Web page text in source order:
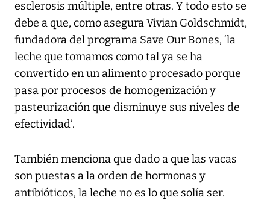
esclerosis múltiple, entre otras. Y todo esto se
debe a que, como asegura Vivian Goldschmidt,
fundadora del programa Save Our Bones, ‘la
leche que tomamos como tal ya se ha
convertido en un alimento procesado porque
pasa por procesos de homogenización y
pasteurización que disminuye sus niveles de
efectividad’.
También menciona que dado a que las vacas
son puestas a la orden de hormonas y
antibióticos, la leche no es lo que solía ser.